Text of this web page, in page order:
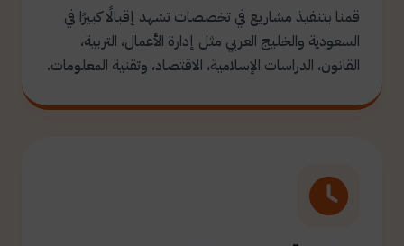
قمنا بتنفيذ مشاريع في تخصصات تشهد إقبالًا كبيرًا في
السعودية والخليج العربي مثل إدارة الأعمال، التربية،
القانون، الدراسات الإسلامية، الاقتصاد، وتقنية المعلومات.